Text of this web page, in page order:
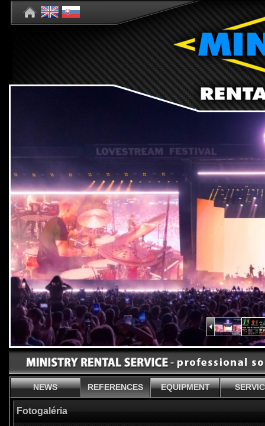
NEWS REFERENCES EQUIPMENT
Fotogaléria